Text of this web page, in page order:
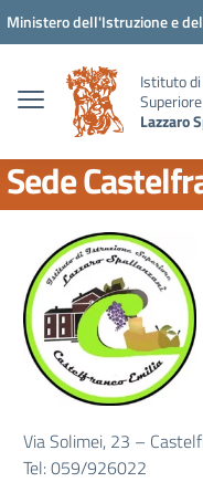
Vai ai contenuti
Vai al menu di navigazione
Vai al footer
Ministero dell'Istruzione e
Istituto
Superiore
Lazzaro
Sede
Via Solimei, 23 –
Tel: 059/926022